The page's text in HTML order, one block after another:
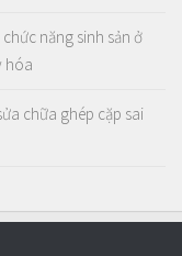
năng sinh sản ở
hóa
chữa ghép cặp sai